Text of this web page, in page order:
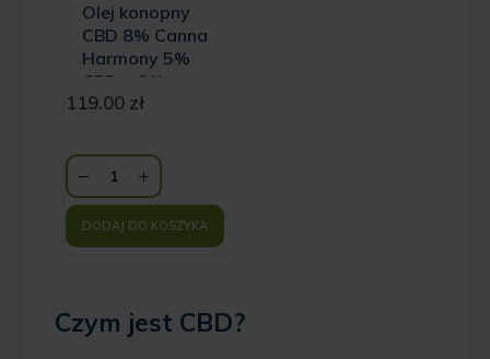
Olej konopny
CBD 8% Canna
Harmony 5%
CBD + 2%
CBDA + 1%
800 mg - 10 ml
119.00 zł
DODAJ DO KOSZYKA
Czym jest CBD?